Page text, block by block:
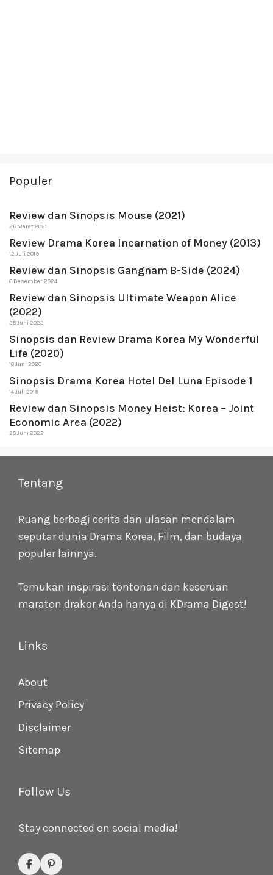
Populer
Review dan Sinopsis Mouse (2021)
26 Maret 2021
Review Drama Korea Incarnation of Money (2013)
12 Juli 2019
Review dan Sinopsis Gangnam B-Side (2024)
6 Desember 2024
Review dan Sinopsis Ultimate Weapon Alice
(2022)
25 Juni 2022
Sinopsis dan Review Drama Korea My Wonderful
Life (2020)
18 Juni 2020
Sinopsis Drama Korea Hotel Del Luna Episode 1
14 Juli 2019
Review dan Sinopsis Money Heist: Korea – Joint
Economic Area (2022)
25 Juni 2022
Tentang
Ruang berbagi cerita dan ulasan mendalam
seputar dunia Drama Korea, Film, dan budaya
populer lainnya.
Temukan inspirasi tontonan dan keseruan
maraton drakor Anda hanya di KDrama Digest!
Links
About
Privacy Policy
Disclaimer
Sitemap
Follow Us
Stay connected on social media!